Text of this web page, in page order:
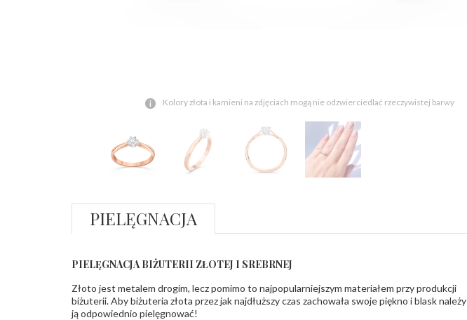
Kolory złota i kamieni na zdjęciach mogą nie odzwierciedlać rzeczywistej barwy
PIELĘGNACJA
PIELĘGNACJA BIŻUTERII ZŁOTEJ I SREBRNEJ
Złoto jest metalem drogim, lecz pomimo to najpopularniejszym materiałem przy produkcji
biżuterii. Aby biżuteria złota przez jak najdłuższy czas zachowała swoje piękno i blask należy
ją odpowiednio pielęgnować!